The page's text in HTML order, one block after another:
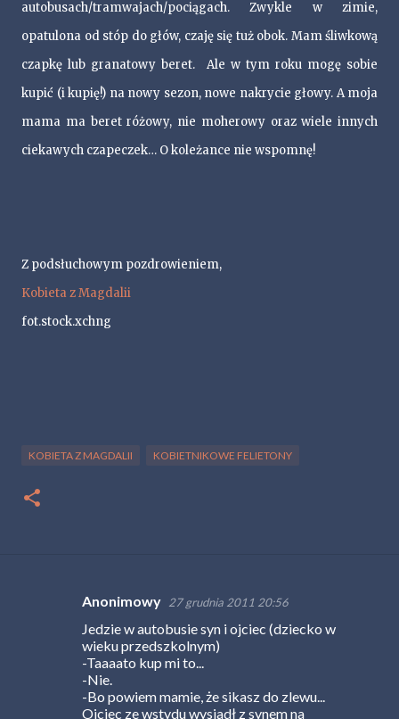
autobusach/tramwajach/pociągach. Zwykle w zimie,
opatulona od stóp do głów, czaję się tuż obok. Mam śliwkową
czapkę lub granatowy beret. Ale w tym roku mogę sobie
kupić (i kupię!) na nowy sezon, nowe nakrycie głowy. A moja
mama ma beret różowy, nie moherowy oraz wiele innych
ciekawych czapeczek… O koleżance nie wspomnę!
Z podsłuchowym pozdrowieniem,
Kobieta z Magdalii
fot.stock.xchng
KOBIETA Z MAGDALII KOBIETNIKOWE FELIETONY
Anonimowy 27 grudnia 2011 20:56
Jedzie w autobusie syn i ojciec (dziecko w
wieku przedszkolnym)
-Taaaato kup mi to...
-Nie.
-Bo powiem mamie, że sikasz do zlewu...
Ojciec ze wstydu wysiadł z synem na